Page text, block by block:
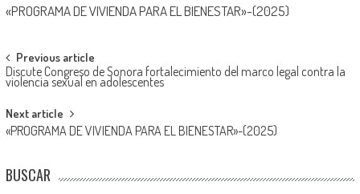
«PROGRAMA DE VIVIENDA PARA EL BIENESTAR»-(2025)
Post
navigation
Previous article
Discute Congreso de Sonora fortalecimiento del marco legal contra la
violencia sexual en adolescentes
Next article
«PROGRAMA DE VIVIENDA PARA EL BIENESTAR»-(2025)
BUSCAR